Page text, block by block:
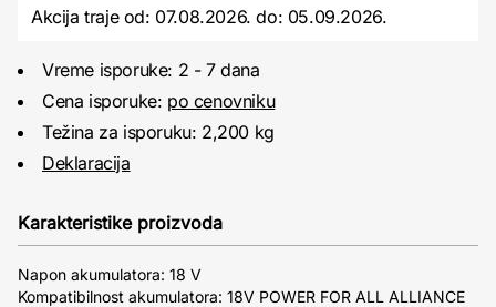
Akcija traje od: 07.08.2026.do: 05.09.2026.
Vreme isporuke: 2 - 7 dana
Cena isporuke: po cenovniku
Težina za isporuku: 2,200 kg
Deklaracija
Karakteristike proizvoda
Napon akumulatora: 18 V
Kompatibilnost akumulatora: 18V POWER FOR ALL ALLIANCE